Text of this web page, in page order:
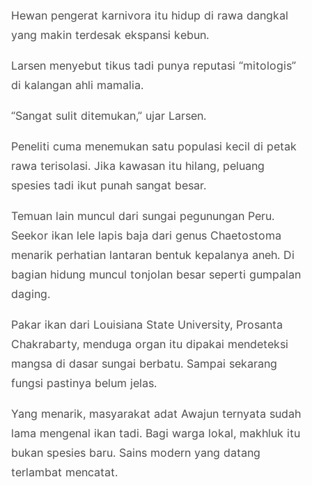
Hewan pengerat karnivora itu hidup di rawa dangkal
yang makin terdesak ekspansi kebun.
Larsen menyebut tikus tadi punya reputasi “mitologis”
di kalangan ahli mamalia.
“Sangat sulit ditemukan,” ujar Larsen.
Peneliti cuma menemukan satu populasi kecil di petak
rawa terisolasi. Jika kawasan itu hilang, peluang
spesies tadi ikut punah sangat besar.
Temuan lain muncul dari sungai pegunungan Peru.
Seekor ikan lele lapis baja dari genus Chaetostoma
menarik perhatian lantaran bentuk kepalanya aneh. Di
bagian hidung muncul tonjolan besar seperti gumpalan
daging.
Pakar ikan dari Louisiana State University, Prosanta
Chakrabarty, menduga organ itu dipakai mendeteksi
mangsa di dasar sungai berbatu. Sampai sekarang
fungsi pastinya belum jelas.
Yang menarik, masyarakat adat Awajun ternyata sudah
lama mengenal ikan tadi. Bagi warga lokal, makhluk itu
bukan spesies baru. Sains modern yang datang
terlambat mencatat.